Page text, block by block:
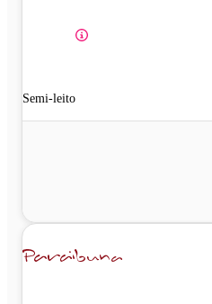
Semi-leito